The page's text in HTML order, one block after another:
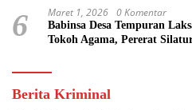
6 Maret 1, 2026 0 Komentar
Babinsa Desa Tempuran
Tokoh Agama, Pererat
Berita Kriminal